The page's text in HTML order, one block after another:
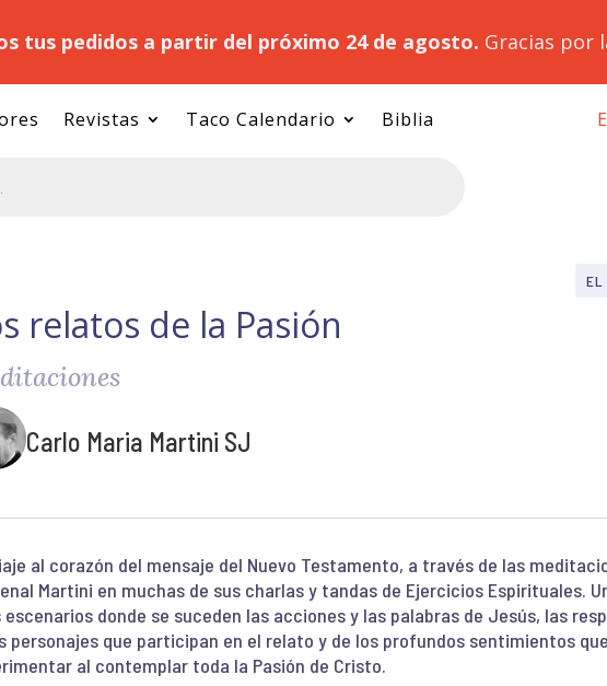
tus pedidos a partir del próximo 24 de agosto. Gracias por
Revistas Taco Calendario Biblia
EL
relatos de la Pasión
Carlo Maria Martini SJ
al corazón del mensaje del Nuevo Testamento, a través de las
Martini en muchas de sus charlas y tandas de Ejercicios Espirituales.
escenarios donde se suceden las acciones y las palabras de Jesús, las
personajes que participan en el relato y de los profundos sentimientos
al contemplar toda la Pasión de Cristo.